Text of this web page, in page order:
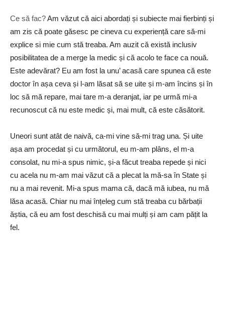
Ce să fac?Am văzut că aici abordați și subiecte mai fierbinți și
am zis că poate găsesc pe cineva cu experiență care să-mi
explice si mie cum stă treaba. Am auzit că există inclusiv
posibilitatea de a merge la medic și că acolo te face ca nouă.
Este adevărat? Eu am fost la unu’ acasă care spunea că este
doctor în așa ceva și l-am lăsat să se uite și m-am încins și în
loc să mă repare, mai tare m-a deranjat, iar pe urmă mi-a
recunoscut că nu este medic și, mai mult, că este căsătorit.
Uneori sunt atât de naivă, ca-mi vine să-mi trag una. Și uite
așa am procedat și cu următorul, eu m-am plâns, el m-a
consolat, nu mi-a spus nimic, și-a făcut treaba repede și nici
cu acela nu m-am mai văzut că a plecat la mă-sa în State și
nu a mai revenit. Mi-a spus mama că, dacă mă iubea, nu mă
lăsa acasă. Chiar nu mai înțeleg cum stă treaba cu bărbații
ăștia, că eu am fost deschisă cu mai mulți și am cam pățit la
fel.